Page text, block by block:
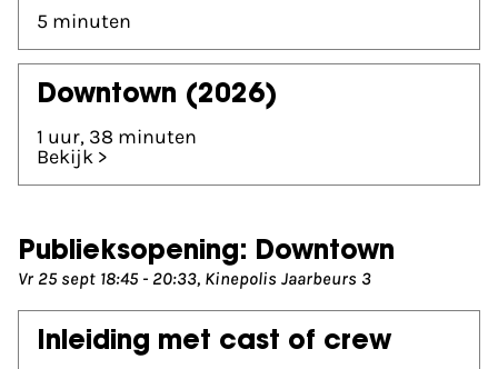
5 minuten
Downtown (2026)
1 uur, 38 minuten
Bekijk >
Publieksopening: Downtown
Vr 25 sept 18:45 - 20:33, Kinepolis Jaarbeurs 3
Inleiding met cast of crew